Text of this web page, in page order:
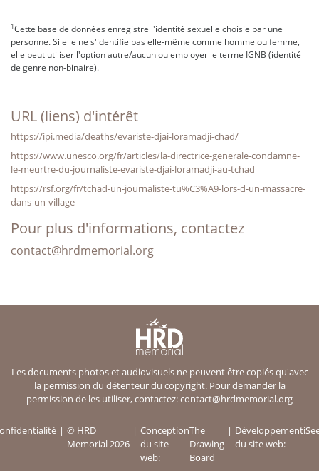
1Cette base de données enregistre l'identité sexuelle choisie par une
personne. Si elle ne s'identifie pas elle-même comme homme ou femme,
elle peut utiliser l'option autre/aucun ou employer le terme IGNB (identité
de genre non-binaire).
URL (liens) d'intérêt
https://ipi.media/deaths/evariste-djai-loramadji-chad/
https://www.unesco.org/fr/articles/la-directrice-generale-condamne-
le-meurtre-du-journaliste-evariste-djai-loramadji-au-tchad
https://rsf.org/fr/tchad-un-journaliste-tu%C3%A9-lors-d-un-massacre-
dans-un-village
Pour plus d'informations, contactez
contact@hrdmemorial.org
Les documents photos et audiovisuels ne peuvent être copiés qu'avec
la permission du détenteur du copyright. Pour demander la
permission de les utiliser, contactez:contact@hrdmemorial.org
© HRD
Memorial 2026
Conception
du site
web:
The
Drawing
Board
Développement
du site web: